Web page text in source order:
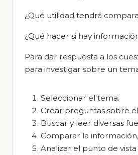
¿Qué utilidad tendrá
¿Qué hacer si hay
Para dar respuesta a los
para investigar sobre un
Seleccionar el tema.
Crear preguntas sobre
Buscar y leer diversas
Comparar la
Analizar el punto de